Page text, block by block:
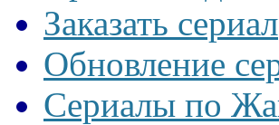
Заказать сериал
Обновление
Сериалы по